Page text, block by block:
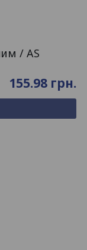
/ AS
155.98 грн.